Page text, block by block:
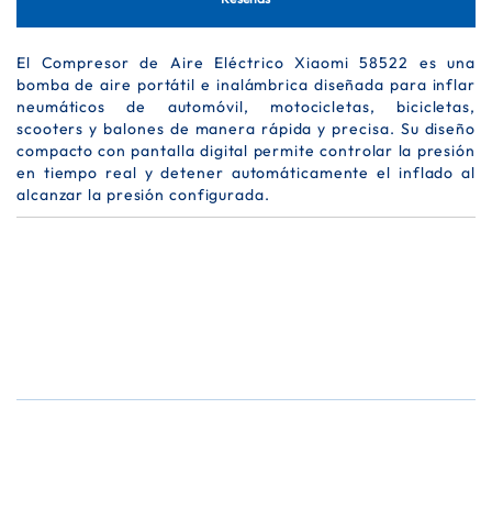
El Compresor de Aire Eléctrico Xiaomi 58522 es una
bomba de aire portátil e inalámbrica diseñada para inflar
neumáticos de automóvil, motocicletas, bicicletas,
scooters y balones de manera rápida y precisa. Su diseño
compacto con pantalla digital permite controlar la presión
en tiempo real y detener automáticamente el inflado al
alcanzar la presión configurada.